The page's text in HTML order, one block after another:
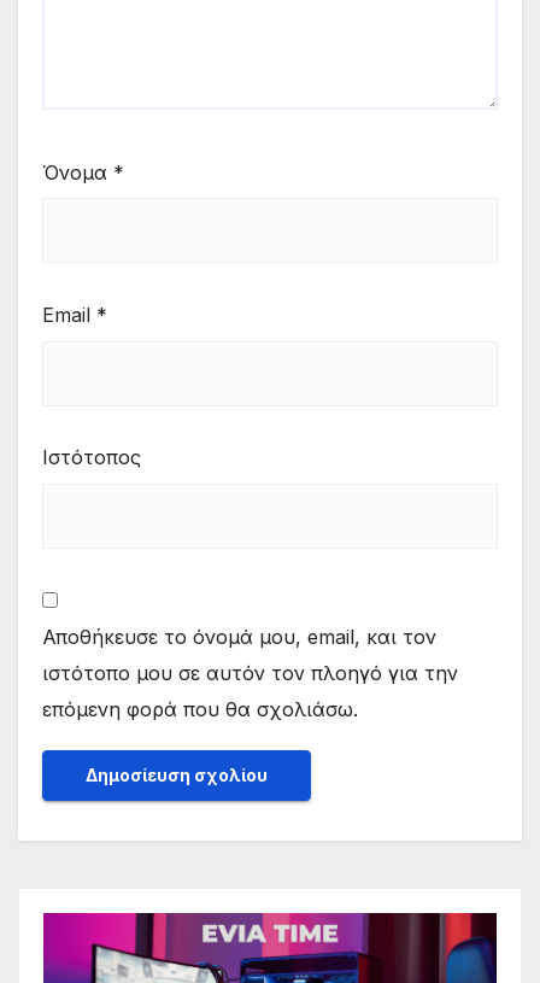
Όνομα *
Email *
Ιστότοπος
Αποθήκευσε το όνομά μου, email, και τον
ιστότοπο μου σε αυτόν τον πλοηγό για την
επόμενη φορά που θα σχολιάσω.